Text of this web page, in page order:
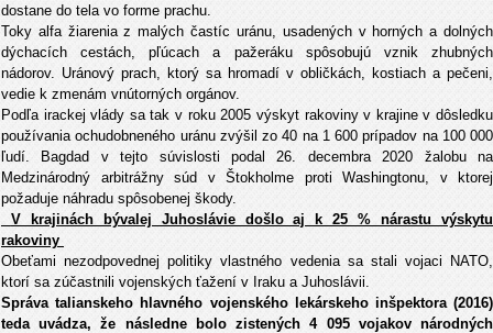
dostane do tela vo forme prachu.
Toky alfa žiarenia z malých častíc uránu, usadených v horných a dolných
dýchacích cestách, pľúcach a pažeráku spôsobujú vznik zhubných
nádorov. Uránový prach, ktorý sa hromadí v obličkách, kostiach a pečeni,
vedie k zmenám vnútorných orgánov.
Podľa irackej vlády sa tak v roku 2005 výskyt rakoviny v krajine v dôsledku
používania ochudobneného uránu zvýšil zo 40 na 1 600 prípadov na 100 000
ľudí. Bagdad v tejto súvislosti podal 26. decembra 2020 žalobu na
Medzinárodný arbitrážny súd v Štokholme proti Washingtonu, v ktorej
požaduje náhradu spôsobenej škody.
V krajinách bývalej Juhoslávie došlo aj k 25 % nárastu výskytu
rakoviny
Obeťami nezodpovednej politiky vlastného vedenia sa stali vojaci NATO,
ktorí sa zúčastnili vojenských ťažení v Iraku a Juhoslávii.
Správa talianskeho hlavného vojenského lekárskeho inšpektora (2016)
teda uvádza, že následne bolo zistených 4 095 vojakov národných